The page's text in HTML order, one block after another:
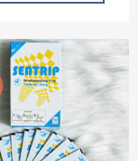
này
có
nhiều
biến
thể.
Các